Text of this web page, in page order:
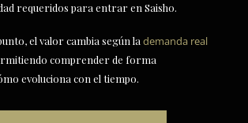
requeridos para entrar en Saisho.
el valor cambia según la demanda real
comprender de forma
evoluciona con el tiempo.